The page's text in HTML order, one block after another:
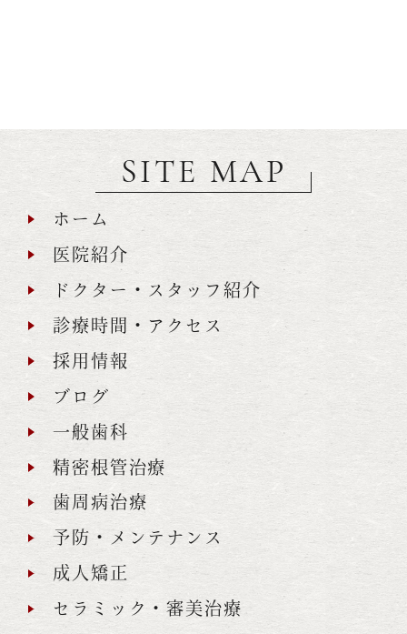
SITE MAP
ホーム
医院紹介
ドクター・スタッフ紹介
診療時間・アクセス
採用情報
ブログ
一般歯科
精密根管治療
歯周病治療
予防・メンテナンス
成人矯正
セラミック・審美治療